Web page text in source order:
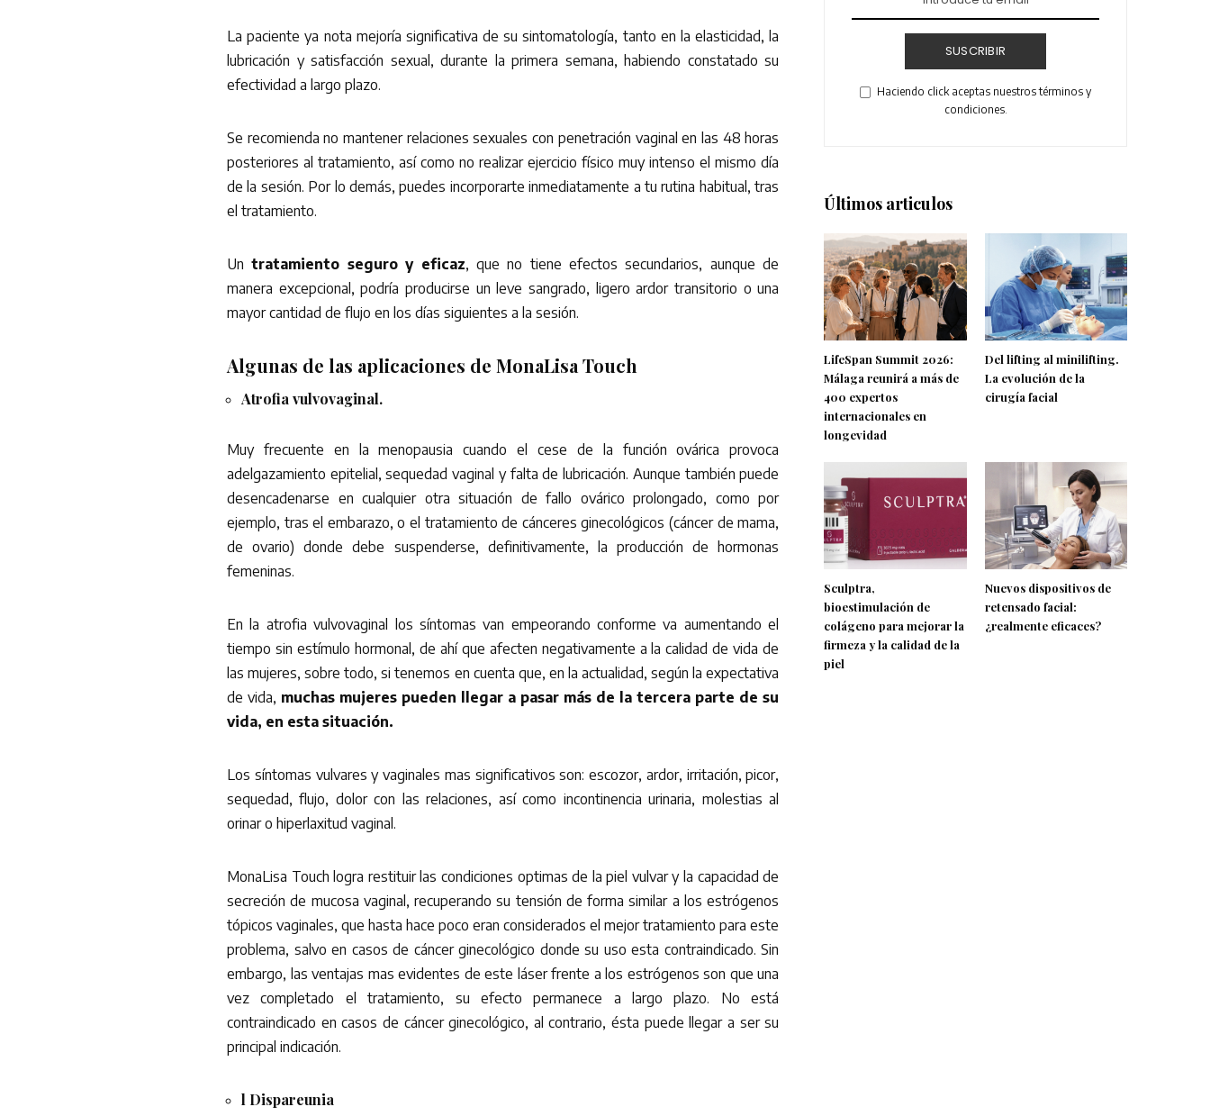
La paciente ya nota mejoría significativa de su sintomatología, tanto en la elasticidad, la
lubricación y satisfacción sexual, durante la primera semana, habiendo constatado su
efectividad a largo plazo.
Se recomienda no mantener relaciones sexuales con penetración vaginal en las 48 horas
posteriores al tratamiento, así como no realizar ejercicio físico muy intenso el mismo día
de la sesión. Por lo demás, puedes incorporarte inmediatamente a tu rutina habitual, tras
el tratamiento.
Un tratamiento seguro y eficaz, que no tiene efectos secundarios, aunque de
manera excepcional, podría producirse un leve sangrado, ligero ardor transitorio o una
mayor cantidad de flujo en los días siguientes a la sesión.
Algunas de las aplicaciones de MonaLisa Touch
Atrofia vulvovaginal.
Muy frecuente en la menopausia cuando el cese de la función ovárica provoca
adelgazamiento epitelial, sequedad vaginal y falta de lubricación. Aunque también puede
desencadenarse en cualquier otra situación de fallo ovárico prolongado, como por
ejemplo, tras el embarazo, o el tratamiento de cánceres ginecológicos (cáncer de mama,
de ovario) donde debe suspenderse, definitivamente, la producción de hormonas
femeninas.
En la atrofia vulvovaginal los síntomas van empeorando conforme va aumentando el
tiempo sin estímulo hormonal, de ahí que afecten negativamente a la calidad de vida de
las mujeres, sobre todo, si tenemos en cuenta que, en la actualidad, según la expectativa
de vida, muchas mujeres pueden llegar a pasar más de la tercera parte de su
vida, en esta situación.
Los síntomas vulvares y vaginales mas significativos son: escozor, ardor, irritación, picor,
sequedad, flujo, dolor con las relaciones, así como incontinencia urinaria, molestias al
orinar o hiperlaxitud vaginal.
MonaLisa Touch logra restituir las condiciones optimas de la piel vulvar y la capacidad de
secreción de mucosa vaginal, recuperando su tensión de forma similar a los estrógenos
tópicos vaginales, que hasta hace poco eran considerados el mejor tratamiento para este
problema, salvo en casos de cáncer ginecológico donde su uso esta contraindicado. Sin
embargo, las ventajas mas evidentes de este láser frente a los estrógenos son que una
vez completado el tratamiento, su efecto permanece a largo plazo. No está
contraindicado en casos de cáncer ginecológico, al contrario, ésta puede llegar a ser su
principal indicación.
l Dispareunia
SUSCRIBIR
Haciendo click aceptas nuestros términos y
condiciones.
Últimos articulos
LifeSpan Summit 2026:
Málaga reunirá a más de
400 expertos
internacionales en
longevidad
Del lifting al minilifting.
La evolución de la
cirugía facial
Sculptra,
bioestimulación de
colágeno para mejorar la
firmeza y la calidad de la
piel
Nuevos dispositivos de
retensado facial:
¿realmente eficaces?